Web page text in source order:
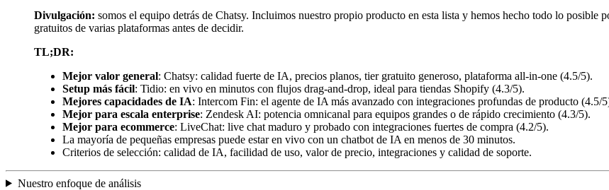
Divulgación: somos el equipo detrás de Chatsy. Incluimos nuestro propio producto en esta lista y hemos hecho todo lo posible
gratuitos de varias plataformas antes de decidir.
TL;DR:
Mejor valor general: Chatsy: calidad fuerte de IA, precios planos, tier gratuito generoso, plataforma all-in-one (4.5/5).
Setup más fácil: Tidio: en vivo en minutos con flujos drag-and-drop, ideal para tiendas Shopify (4.3/5).
Mejores capacidades de IA: Intercom Fin: el agente de IA más avanzado con integraciones profundas de producto (4.5/
Mejor para escala enterprise: Zendesk AI: potencia omnicanal para equipos grandes o de rápido crecimiento (4.3/5).
Mejor para ecommerce: LiveChat: live chat maduro y probado con integraciones fuertes de compra (4.2/5).
La mayoría de pequeñas empresas puede estar en vivo con un chatbot de IA en menos de 30 minutos.
Criterios de selección: calidad de IA, facilidad de uso, valor de precio, integraciones y calidad de soporte.
Nuestro enfoque de análisis